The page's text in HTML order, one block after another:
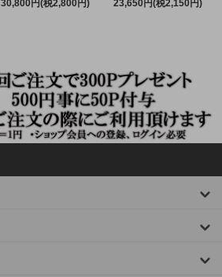
30,800円(税2,800円)
23,650円(税2,150円)